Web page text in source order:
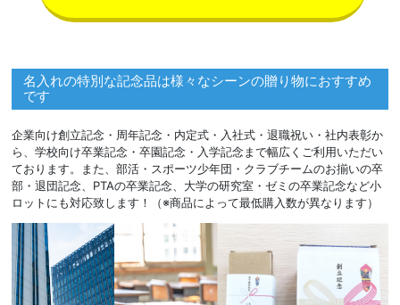
名入れの特別な記念品は様々なシーンの贈り物におすすめ
です
企業向け創立記念・周年記念・内定式・入社式・退職祝い・社内表彰か
ら、学校向け卒業記念・卒園記念・入学記念まで幅広くご利用いただい
ております。また、部活・スポーツ少年団・クラブチームのお揃いの卒
部・退団記念、PTAの卒業記念、大学の研究室・ゼミの卒業記念など小
ロットにも対応致します！（※商品によって最低購入数が異なります）